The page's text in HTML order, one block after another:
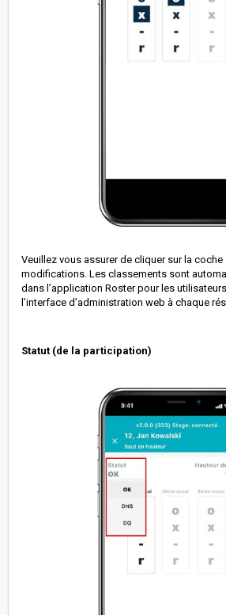
Veuillez vous assurer de cliquer sur la
modifications. Les classements sont
dans l’application Roster pour les
l’interface d’administration web à chaque
Statut (de la participation)